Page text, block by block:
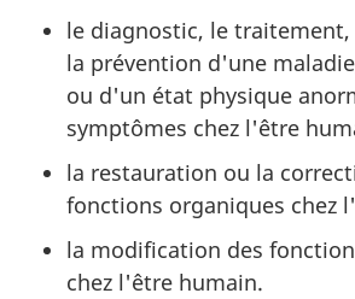
le diagnostic, le
la prévention d'une
ou d'un état physique
symptômes chez l'être
la restauration ou la
fonctions organiques chez
la modification des
chez l'être humain.